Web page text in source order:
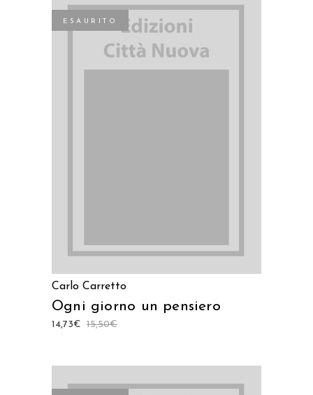
ESAURITO
Carlo Carretto
Ogni giorno un pensiero
15,50€
14,73€